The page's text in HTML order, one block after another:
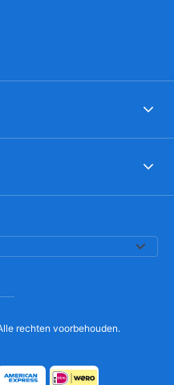
rechten voorbehouden.